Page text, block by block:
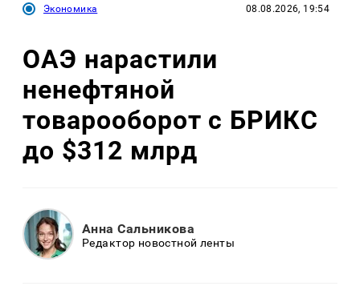
Экономика 08.08.2026, 19:54
ОАЭ нарастили
ненефтяной
товарооборот с БРИКС
до $312 млрд
Анна Сальникова
Редактор новостной ленты